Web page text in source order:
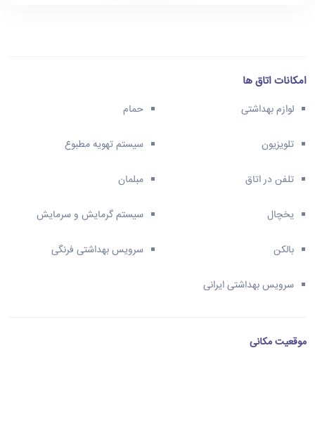
امکانات اتاق ها
لوازم بهداشتی حمام
تلویزیون سیستم تهویه مطبوع
تلفن در اتاق مبلمان
یخچال سیستم گرمایش و سرمایش
بالکن سرویس بهداشتی فرنگی
سرویس بهداشتی ایرانی
موقعیت مکانی